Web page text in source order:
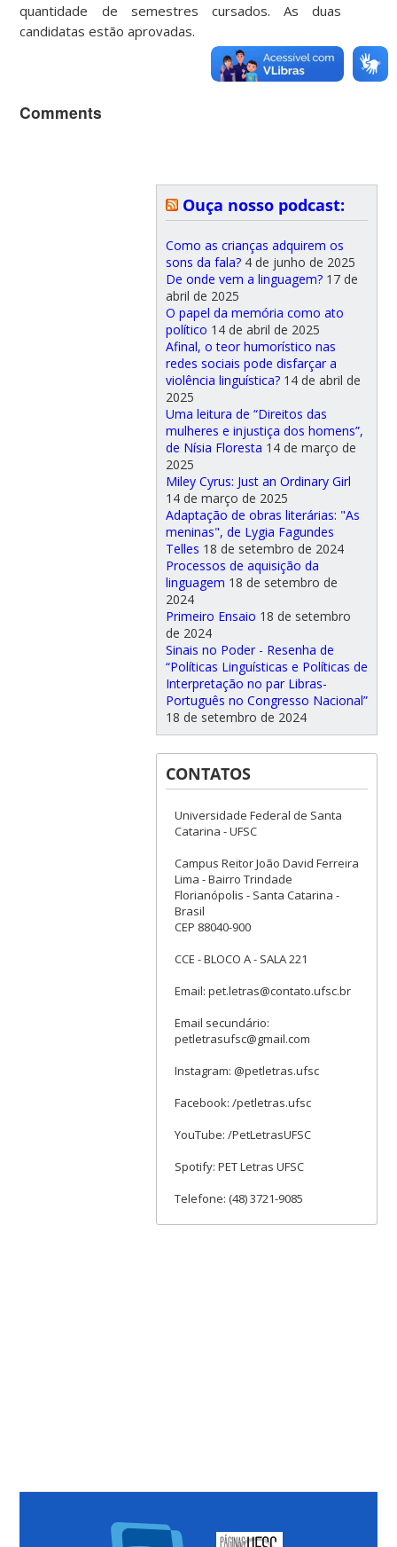
quantidade de semestres cursados. As duas
candidatas estão aprovadas.
Comments
Ouça nosso podcast:
Como as crianças adquirem os
sons da fala? 4 de junho de 2025
De onde vem a linguagem? 17 de
abril de 2025
O papel da memória como ato
político 14 de abril de 2025
Afinal, o teor humorístico nas
redes sociais pode disfarçar a
violência linguística? 14 de abril de
2025
Uma leitura de “Direitos das
mulheres e injustiça dos homens”,
de Nísia Floresta 14 de março de
2025
Miley Cyrus: Just an Ordinary Girl
14 de março de 2025
Adaptação de obras literárias: "As
meninas", de Lygia Fagundes
Telles 18 de setembro de 2024
Processos de aquisição da
linguagem 18 de setembro de
2024
Primeiro Ensaio 18 de setembro
de 2024
Sinais no Poder - Resenha de
“Políticas Linguísticas e Políticas de
Interpretação no par Libras-
Português no Congresso Nacional”
18 de setembro de 2024
CONTATOS
Universidade Federal de Santa
Catarina - UFSC
Campus Reitor João David Ferreira
Lima - Bairro Trindade
Florianópolis - Santa Catarina -
Brasil
CEP 88040-900
CCE - BLOCO A - SALA 221
Email: pet.letras@contato.ufsc.br
Email secundário:
petletrasufsc@gmail.com
Instagram: @petletras.ufsc
Facebook: /petletras.ufsc
YouTube: /PetLetrasUFSC
Spotify: PET Letras UFSC
Telefone: (48) 3721-9085